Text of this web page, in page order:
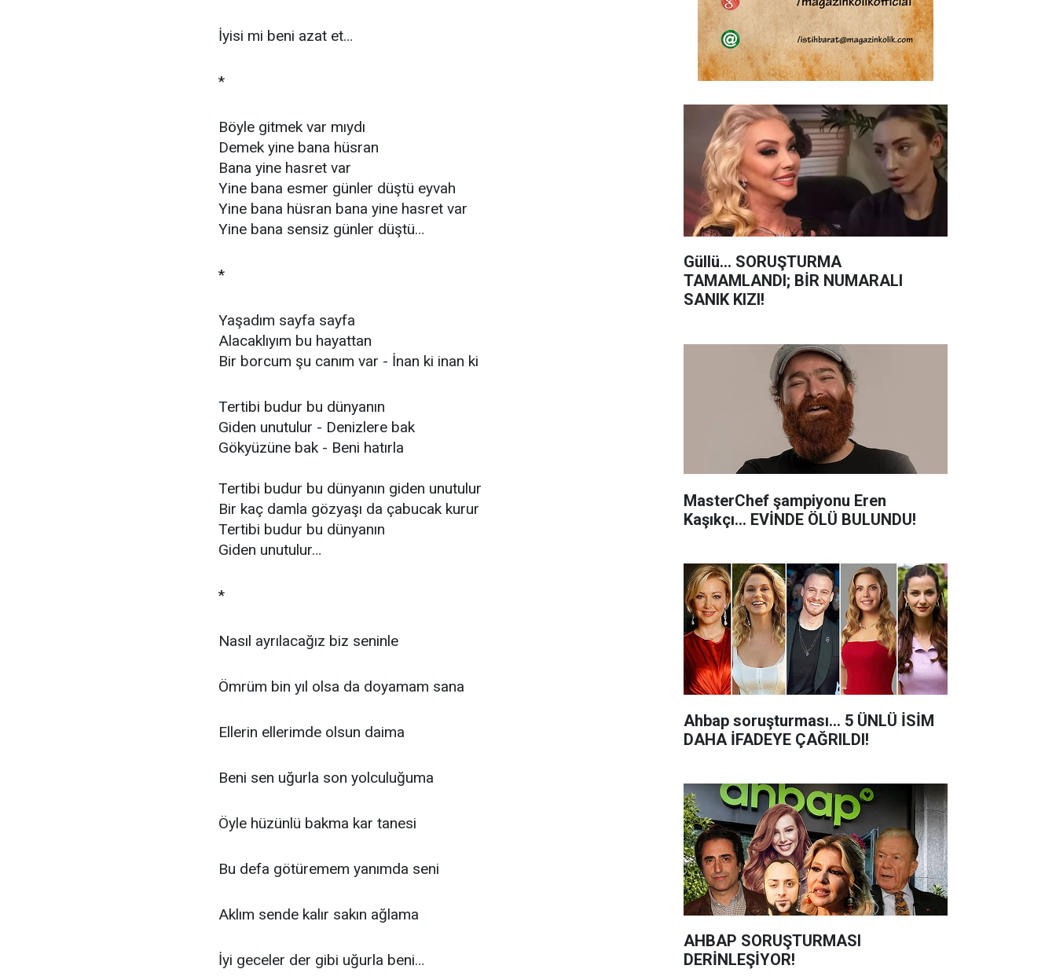
İyisi mi beni azat et…
*
Böyle gitmek var mıydı
Demek yine bana hüsran
Bana yine hasret var
Yine bana esmer günler düştü eyvah
Yine bana hüsran bana yine hasret var
Yine bana sensiz günler düştü…
*
Yaşadım sayfa sayfa
Alacaklıyım bu hayattan
Bir borcum şu canım var - İnan ki inan ki
Tertibi budur bu dünyanın
Giden unutulur - Denizlere bak
Gökyüzüne bak - Beni hatırla
Tertibi budur bu dünyanın giden unutulur
Bir kaç damla gözyaşı da çabucak kurur
Tertibi budur bu dünyanın
Giden unutulur…
*
Nasıl ayrılacağız biz seninle
Ömrüm bin yıl olsa da doyamam sana
Ellerin ellerimde olsun daima
Beni sen uğurla son yolculuğuma
Öyle hüzünlü bakma kar tanesi
Bu defa götüremem yanımda seni
Aklım sende kalır sakın ağlama
İyi geceler der gibi uğurla beni…
Güllü... SORUŞTURMA
TAMAMLANDI; BİR NUMARALI
SANIK KIZI!
MasterChef şampiyonu Eren
Kaşıkçı... EVİNDE ÖLÜ BULUNDU!
Ahbap soruşturması... 5 ÜNLÜ İSİM
DAHA İFADEYE ÇAĞRILDI!
AHBAP SORUŞTURMASI
DERİNLEŞİYOR!